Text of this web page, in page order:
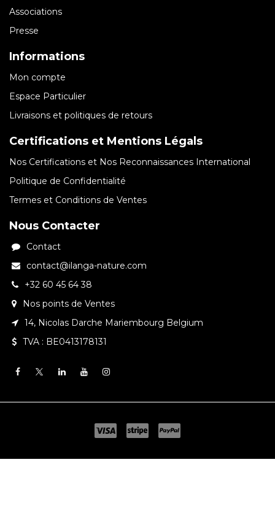
Associations
Presse
Informations
Mon compte
Espace Particulier
Livraisons et politiques de retours
Certifications et Mentions Légals
Nos Certifications et Nos Reconnaissances International
Politique de Confidentialité
Termes et Conditions de Ventes
Nous Contacter
Contact
contact@ilanga-nature.com
+32 60 45 64 38
Nos points de Ventes
14, Nicolas Darche Mariembourg Belgium
TVA : BE0413178131